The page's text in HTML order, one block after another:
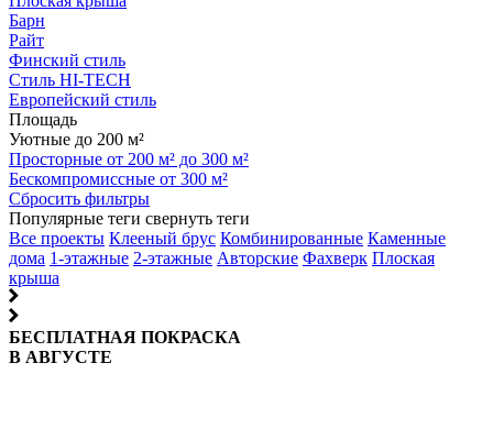
Барн
Райт
Финский стиль
Стиль HI-TECH
Европейский стиль
Площадь
Уютные до 200 м²
Просторные от 200 м² до 300 м²
Бескомпромиссные от 300 м²
Сбросить фильтры
Популярные теги свернуть теги
Все проекты Клееный брус Комбинированные Каменные
дома 1-этажные 2-этажные Авторские Фахверк Плоская
крыша
БЕСПЛАТНАЯ ПОКРАСКА
В АВГУСТЕ